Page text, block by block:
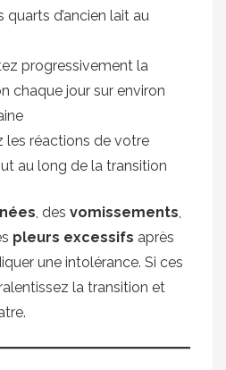
quarts d’ancien lait au
progressivement la
chaque jour sur environ
les réactions de votre
au long de la transition
, des vomissements,
pleurs excessifs après
une intolérance. Si ces
la transition et